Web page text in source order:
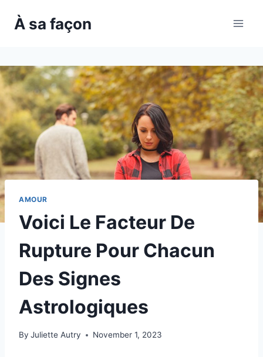
À sa façon
AMOUR
Voici Le Facteur De
Rupture Pour Chacun
Des Signes
Astrologiques
By Juliette Autry November 1, 2023